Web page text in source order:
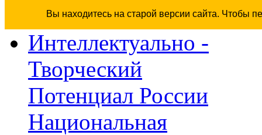
Вы находитесь на старой версии сайта. Чтобы
Интеллектуально -
Творческий
Потенциал России
Национальная